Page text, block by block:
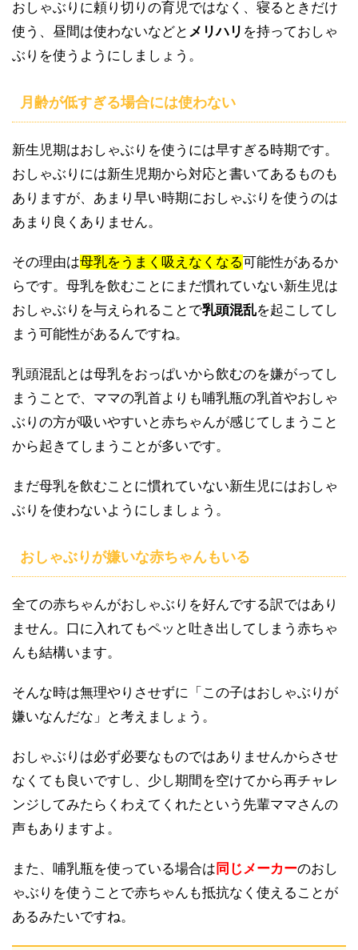
おしゃぶりに頼り切りの育児ではなく、寝るときだけ
使う、昼間は使わないなどと メリハリ を持っておしゃ
ぶりを使うようにしましょう。
月齢が低すぎる場合には使わない
新生児期はおしゃぶりを使うには早すぎる時期です。
おしゃぶりには新生児期から対応と書いてあるものも
ありますが、あまり早い時期におしゃぶりを使うのは
あまり良くありません。
その理由は母乳をうまく吸えなくなる可能性があるか
らです。母乳を飲むことにまだ慣れていない新生児は
おしゃぶりを与えられることで乳頭混乱を起こしてし
まう可能性があるんですね。
乳頭混乱とは母乳をおっぱいから飲むのを嫌がってし
まうことで、ママの乳首よりも哺乳瓶の乳首やおしゃ
ぶりの方が吸いやすいと赤ちゃんが感じてしまうこと
から起きてしまうことが多いです。
まだ母乳を飲むことに慣れていない新生児にはおしゃ
ぶりを使わないようにしましょう。
おしゃぶりが嫌いな赤ちゃんもいる
全ての赤ちゃんがおしゃぶりを好んでする訳ではあり
ません。口に入れてもペッと吐き出してしまう赤ちゃ
んも結構います。
そんな時は無理やりさせずに「この子はおしゃぶりが
嫌いなんだな」と考えましょう。
おしゃぶりは必ず必要なものではありませんからさせ
なくても良いですし、少し期間を空けてから再チャレ
ンジしてみたらくわえてくれたという先輩ママさんの
声もありますよ。
また、哺乳瓶を使っている場合は 同じメーカーのおし
ゃぶりを使うことで赤ちゃんも抵抗なく使えることが
あるみたいですね。